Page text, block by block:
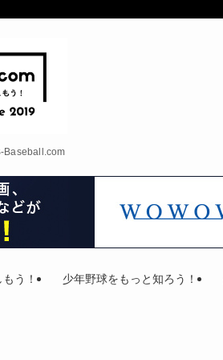
Baseball.com
う！ 少年野球をもっと知ろう！